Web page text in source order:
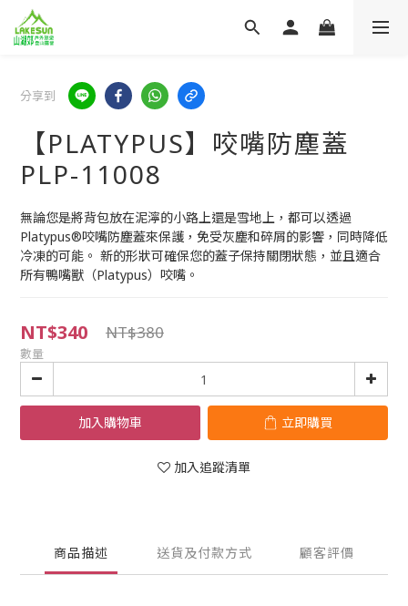
分享到
【PLATYPUS】咬嘴防塵蓋
PLP-11008
無論您是將背包放在泥濘的小路上還是雪地上，都可以透過
Platypus®咬嘴防塵蓋來保護，免受灰塵和碎屑的影響，同時降低
冷凍的可能。 新的形狀可確保您的蓋子保持關閉狀態，並且適合
所有鴨嘴獸（Platypus）咬嘴。
NT$340 NT$380
數量
加入購物車 立即購買
加入追蹤清單
商品描述 送貨及付款方式 顧客評價